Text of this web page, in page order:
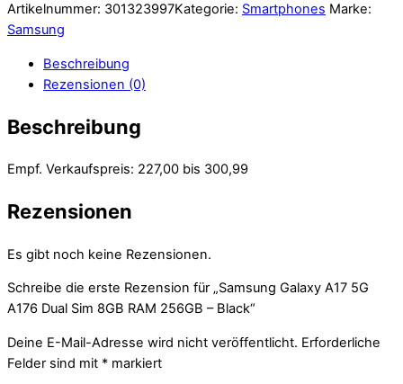
Artikelnummer: 301323997Kategorie: Smartphones Marke:
Samsung
Beschreibung
Rezensionen (0)
Beschreibung
Empf. Verkaufspreis: 227,00 bis 300,99
Rezensionen
Es gibt noch keine Rezensionen.
Schreibe die erste Rezension für „Samsung Galaxy A17 5G
A176 Dual Sim 8GB RAM 256GB – Black“
Deine E-Mail-Adresse wird nicht veröffentlicht. Erforderliche
Felder sind mit * markiert